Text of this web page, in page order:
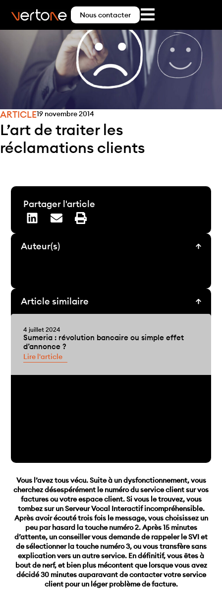
Nous contacter
ARTICLE19 novembre 2014
L’art de traiter les
réclamations clients
Vous l’avez tous vécu. Suite à un dysfonctionnement, vous
cherchez désespérément le numéro du service client sur vos
factures ou votre espace client. Si vous le trouvez, vous
tombez sur un Serveur Vocal Interactif incompréhensible.
Après avoir écouté trois fois le message, vous choisissez un
peu par hasard la touche numéro 2. Après 15 minutes
d’attente, un conseiller vous demande de rappeler le SVI et
de sélectionner la touche numéro 3, ou vous transfère sans
explication vers un autre service. En définitif, vous êtes à
bout de nerf, et bien plus mécontent que lorsque vous avez
décidé 30 minutes auparavant de contacter votre service
client pour un léger problème de facture.
Partager l'article
Auteur(s)
Article similaire
4 juillet 2024
Sumeria : révolution bancaire ou simple effet
d’annonce ?
Lire l'article